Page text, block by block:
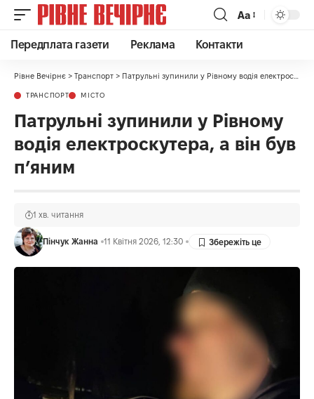
Аа
Передплата газети Реклама Контакти
Рівне Вечірнє > Транспорт > Патрульні зупинили у Рівному водія електроскутера, а він був пʼяним
ТРАНСПОРТ МІСТО
Патрульні зупинили у Рівному
водія електроскутера, а він був
пʼяним
Пінчук Жанна 11 Квітня 2026, 12:30
1 хв. читання